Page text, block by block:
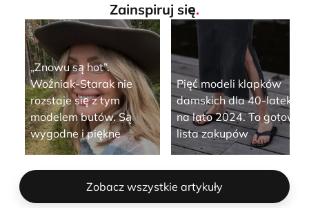
Zainspiruj się.
„Znowu są hot”.
Woźniak-Starak nie
rozstaje się z tym
modelem butów. Są
wygodne i piękne
Pięć modeli klapków
damskich dla 40-latek
na lato 2024. To gotowa
lista zakupów
Zobacz wszystkie artykuły